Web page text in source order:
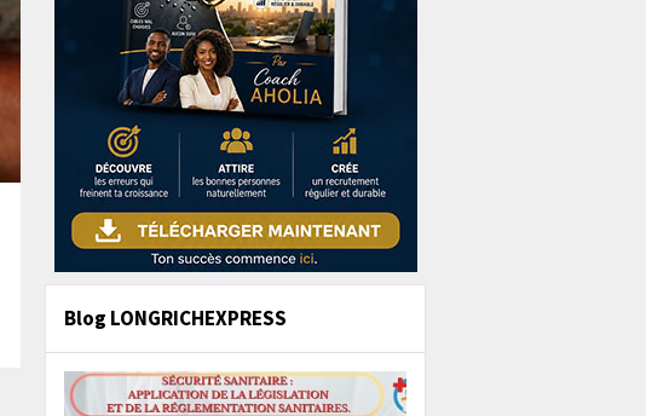
Blog LONGRICHEXPRESS